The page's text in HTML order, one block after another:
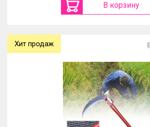
В корзину
Хит продаж